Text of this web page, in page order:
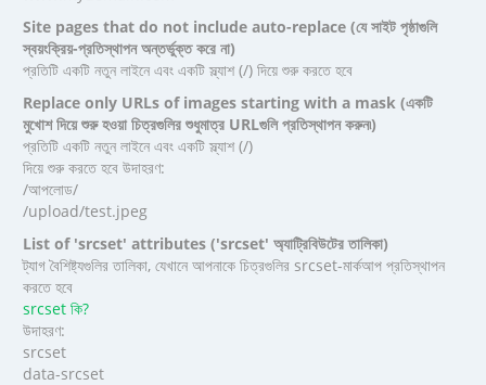
Site pages that do not include auto-replace (যে সাইট পৃষ্ঠাগুলি
স্বয়ংক্রিয়-প্রতিস্থাপন অন্তর্ভুক্ত করে না)
প্রতিটি একটি নতুন লাইনে এবং একটি স্ল্যাশ (/) দিয়ে শুরু করতে হবে
Replace only URLs of images starting with a mask (একটি
মুখোশ দিয়ে শুরু হওয়া চিত্রগুলির শুধুমাত্র URLগুলি প্রতিস্থাপন করুন৷)
প্রতিটি একটি নতুন লাইনে এবং একটি স্ল্যাশ (/)
দিয়ে শুরু করতে হবে উদাহরণ:
/আপলোড/
/upload/test.jpeg
List of 'srcset' attributes ('srcset' অ্যাট্রিবিউটের তালিকা)
ট্যাগ বৈশিষ্ট্যগুলির তালিকা, যেখানে আপনাকে চিত্রগুলির srcset-মার্কআপ প্রতিস্থাপন
করতে হবে
srcset কি?
উদাহরণ:
srcset
data-srcset